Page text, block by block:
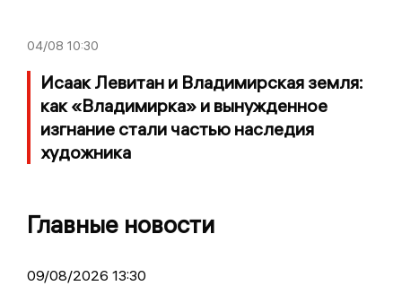
04/08 10:30
Исаак Левитан и Владимирская земля:
как «Владимирка» и вынужденное
изгнание стали частью наследия
художника
Главные новости
09/08/2026 13:30